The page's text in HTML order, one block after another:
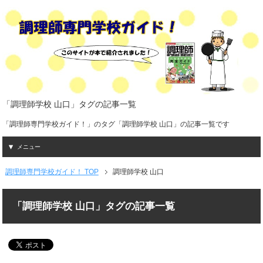
「調理師学校 山口」タグの記事一覧
「調理師専門学校ガイド！」のタグ「調理師学校 山口」の記事一覧です
メニュー
調理師専門学校ガイド！ TOP 調理師学校 山口
「調理師学校 山口」タグの記事一覧